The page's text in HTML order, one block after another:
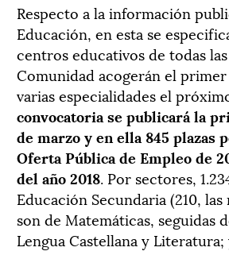
Respecto a la información
Educación, en esta se
centros educativos de todas
Comunidad acogerán el
varias especialidades el
convocatoria se publicará la
de marzo y en ella 845 plazas
Oferta Pública de Empleo de
del año 2018. Por sectores,
Educación Secundaria (210, las
son de Matemáticas, seguidas
Lengua Castellana y Literatura;